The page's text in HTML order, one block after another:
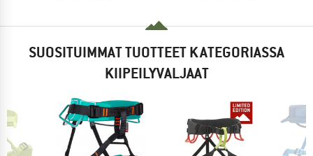
SUOSITUIMMAT TUOTTEET KATEGORIASSA
KIIPEILYVALJAAT